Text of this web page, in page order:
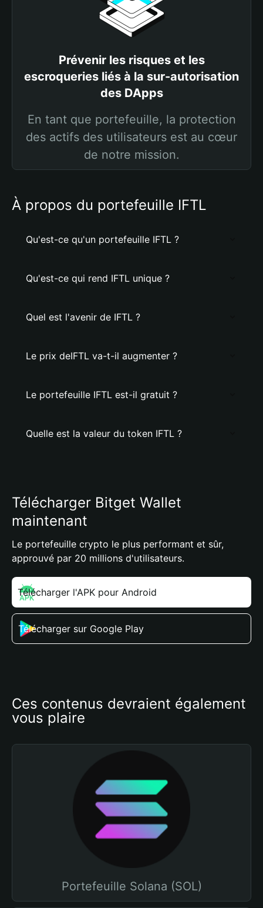
Prévenir les risques et les
escroqueries liés à la sur-autorisation
des DApps
En tant que portefeuille, la protection
des actifs des utilisateurs est au cœur
de notre mission.
À propos du portefeuille IFTL
Qu'est-ce qu'un portefeuille IFTL ?
Qu'est-ce qui rend IFTL unique ?
Quel est l'avenir de IFTL ?
Le prix deIFTL va-t-il augmenter ?
Le portefeuille IFTL est-il gratuit ?
Quelle est la valeur du token IFTL ?
Télécharger Bitget Wallet
maintenant
Le portefeuille crypto le plus performant et sûr,
approuvé par 20 millions d'utilisateurs.
Télécharger l'APK pour Android
Télécharger sur Google Play
Ces contenus devraient également
vous plaire
Portefeuille Solana (SOL)